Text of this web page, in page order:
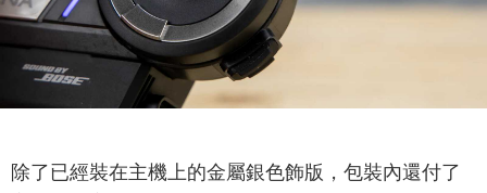
除了已經裝在主機上的金屬銀色飾版，包裝內還付了